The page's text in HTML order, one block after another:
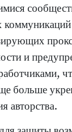
и
больше
авторства.